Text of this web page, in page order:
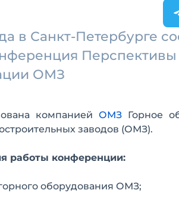
в Санкт-Петербурге
ОМЗ
компанией ОМЗ Горное
заводов (ОМЗ).
работы конференции:
оборудования ОМЗ;